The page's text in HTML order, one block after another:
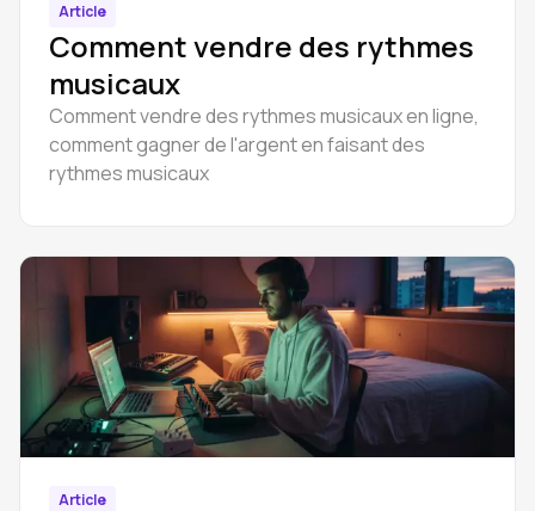
Article
Comment vendre des rythmes
musicaux
Comment vendre des rythmes musicaux en ligne,
comment gagner de l'argent en faisant des
rythmes musicaux
Article